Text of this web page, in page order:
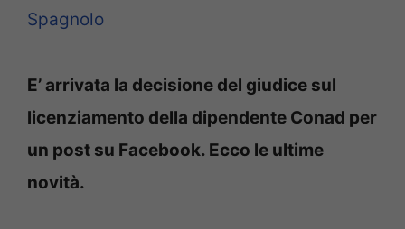
Spagnolo
E’ arrivata la decisione del giudice sul
licenziamento della dipendente Conad per
un post su Facebook. Ecco le ultime
novità.